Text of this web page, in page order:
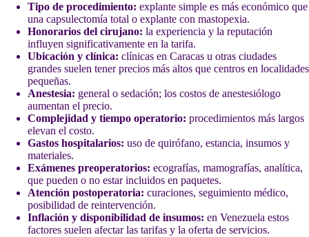
Tipo de procedimiento: explante simple es más económico que
una capsulectomía total o explante con mastopexia.
Honorarios del cirujano: la experiencia y la reputación
influyen significativamente en la tarifa.
Ubicación y clínica: clínicas en Caracas u otras ciudades
grandes suelen tener precios más altos que centros en localidades
pequeñas.
Anestesia: general o sedación; los costos de anestesiólogo
aumentan el precio.
Complejidad y tiempo operatorio: procedimientos más largos
elevan el costo.
Gastos hospitalarios: uso de quirófano, estancia, insumos y
materiales.
Exámenes preoperatorios: ecografías, mamografías, analítica,
que pueden o no estar incluidos en paquetes.
Atención postoperatoria: curaciones, seguimiento médico,
posibilidad de reintervención.
Inflación y disponibilidad de insumos: en Venezuela estos
factores suelen afectar las tarifas y la oferta de servicios.